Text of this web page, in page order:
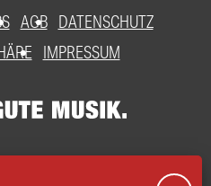
AGB DATENSCHUTZ
IMPRESSUM